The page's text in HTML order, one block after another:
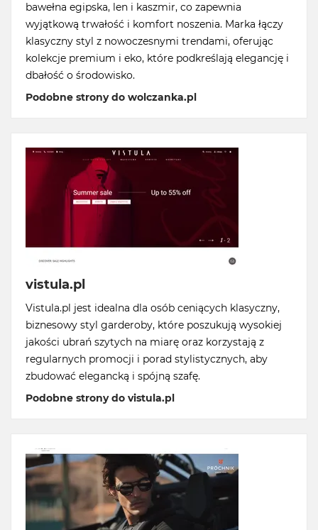
bawełna egipska, len i kaszmir, co zapewnia
wyjątkową trwałość i komfort noszenia. Marka łączy
klasyczny styl z nowoczesnymi trendami, oferując
kolekcje premium i eko, które podkreślają elegancję i
dbałość o środowisko.
Podobne strony do wolczanka.pl
vistula.pl
Vistula.pl jest idealna dla osób ceniących klasyczny,
biznesowy styl garderoby, które poszukują wysokiej
jakości ubrań szytych na miarę oraz korzystają z
regularnych promocji i porad stylistycznych, aby
zbudować elegancką i spójną szafę.
Podobne strony do vistula.pl